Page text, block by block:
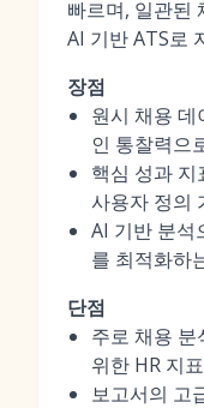
빠르며, 일관된
AI 기반 ATS로
장점
원시 채용 데
인 통찰력으
핵심 성과 지
사용자 정의
AI 기반 분석
를 최적화하
단점
주로 채용 분
위한 HR 지
보고서의 고